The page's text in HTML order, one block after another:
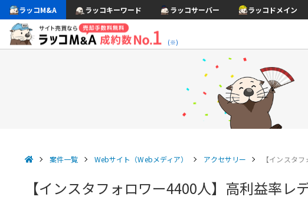
ラッコM&A ラッコキーワード ラッコサーバー ラッコドメイン
(※)
案件一覧 Webサイト（Webメディア） アクセサリー 【インスタ
【インスタフォロワー4400人】高利益率レ